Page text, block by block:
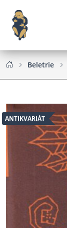
Beletrie
ANTIKVARIÁT